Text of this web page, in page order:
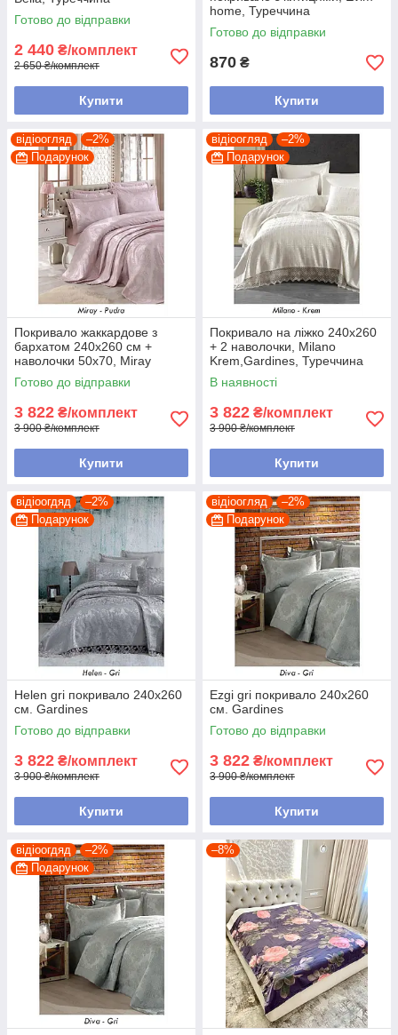
Готово до відправки
2 440 ₴/комплект
2 650 ₴/комплект
Купити
home, Туреччина
Готово до відправки
870 ₴
Купити
відіоогляд
–2%
Подарунок
Покривало жаккардове з
бархатом 240х260 см +
наволочки 50х70, Miray
pudra, Gardines, Туреччина
Готово до відправки
3 822 ₴/комплект
3 900 ₴/комплект
Купити
відіоогляд
–2%
Подарунок
Покривало на ліжко 240х260
+ 2 наволочки, Milano
Krem,Gardines, Туреччина
В наявності
3 822 ₴/комплект
3 900 ₴/комплект
Купити
відіоогдяд
–2%
Подарунок
Helen gri покривало 240х260
см. Gardines
Готово до відправки
3 822 ₴/комплект
3 900 ₴/комплект
Купити
відіоогляд
–2%
Подарунок
Ezgi gri покривало 240х260
см. Gardines
Готово до відправки
3 822 ₴/комплект
3 900 ₴/комплект
Купити
відіоогдяд
–2%
Подарунок
–8%